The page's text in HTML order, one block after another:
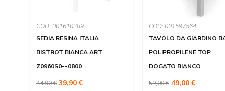
COD: 001610389
SEDIA RESINA ITALIA
BISTROT BIANCA ART
Z0960S0--0800
44,90 € 39,90 €
COD: 001597564
TAVOLO DA GIARDINO
POLIPROPILENE TOP
DOGATO BIANCO
59,00 € 49,00 €